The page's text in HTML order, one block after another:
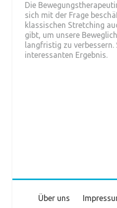
Die
sich mit der Frage
klassischen Stretching
gibt, um unsere
langfristig zu verbessern.
interessanten Ergebnis.
Über uns